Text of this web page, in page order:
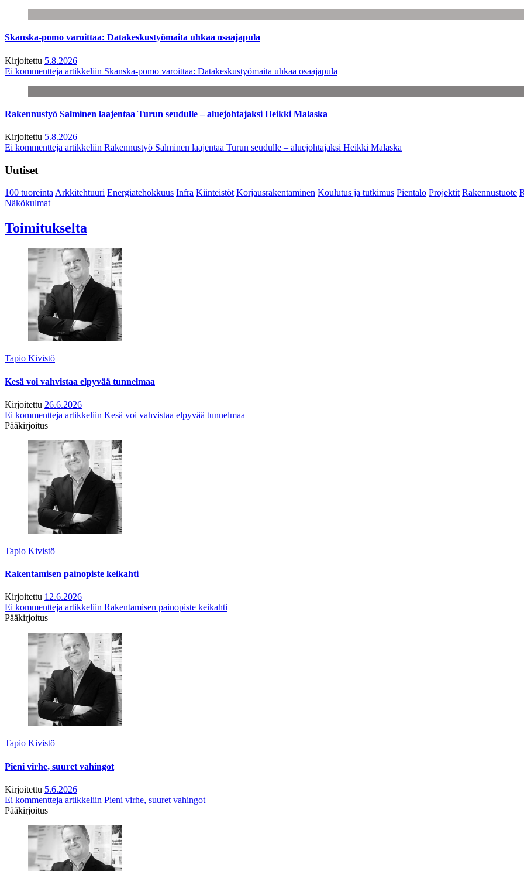
Skanska-pomo varoittaa: Datakeskustyömaita uhkaa osaajapula
Kirjoitettu 5.8.2026
Ei kommentteja artikkeliin Skanska-pomo varoittaa: Datakeskustyömaita uhkaa osaajapula
Rakennustyö Salminen laajentaa Turun seudulle – aluejohtajaksi Heikki Malaska
Kirjoitettu 5.8.2026
Ei kommentteja artikkeliin Rakennustyö Salminen laajentaa Turun seudulle – aluejohtajaksi Heikki Malaska
Uutiset
100 tuoreintaArkkitehtuuri Energiatehokkuus Infra Kiinteistöt Korjausrakentaminen Koulutus ja tutkimus Pientalo Projektit Rakennustuote
Näkökulmat
Toimitukselta
Tapio Kivistö
Kesä voi vahvistaa elpyvää tunnelmaa
Kirjoitettu 26.6.2026
Ei kommentteja artikkeliin Kesä voi vahvistaa elpyvää tunnelmaa
Pääkirjoitus
Tapio Kivistö
Rakentamisen painopiste keikahti
Kirjoitettu 12.6.2026
Ei kommentteja artikkeliin Rakentamisen painopiste keikahti
Pääkirjoitus
Tapio Kivistö
Pieni virhe, suuret vahingot
Kirjoitettu 5.6.2026
Ei kommentteja artikkeliin Pieni virhe, suuret vahingot
Pääkirjoitus